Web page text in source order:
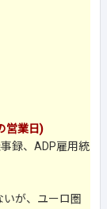
営業日)
録、ADP雇用統
が、ユーロ圏